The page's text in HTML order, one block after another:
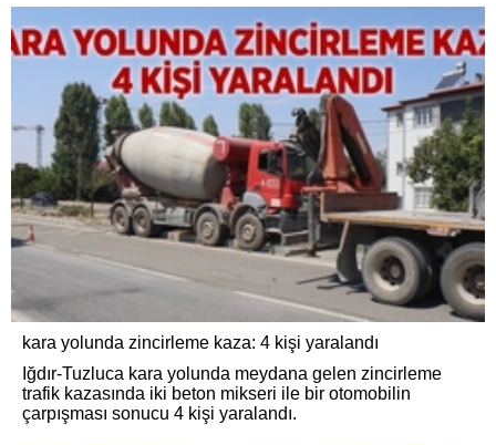
kara yolunda zincirleme kaza: 4 kişi yaralandı
Iğdır-Tuzluca kara yolunda meydana gelen zincirleme
trafik kazasında iki beton mikseri ile bir otomobilin
çarpışması sonucu 4 kişi yaralandı.